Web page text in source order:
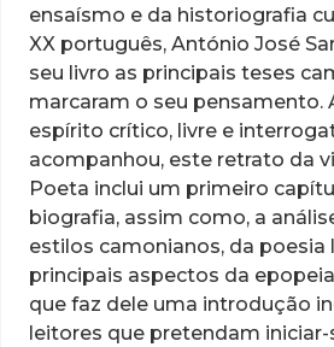
ensaísmo e da historiografia
XX português, António José
seu livro as principais teses
marcaram o seu pensamento.
espírito crítico, livre e
acompanhou, este retrato da
Poeta inclui um primeiro
biografia, assim como, a
estilos camonianos, da poesia
principais aspectos da epopeia
que faz dele uma introdução
leitores que pretendam iniciar-